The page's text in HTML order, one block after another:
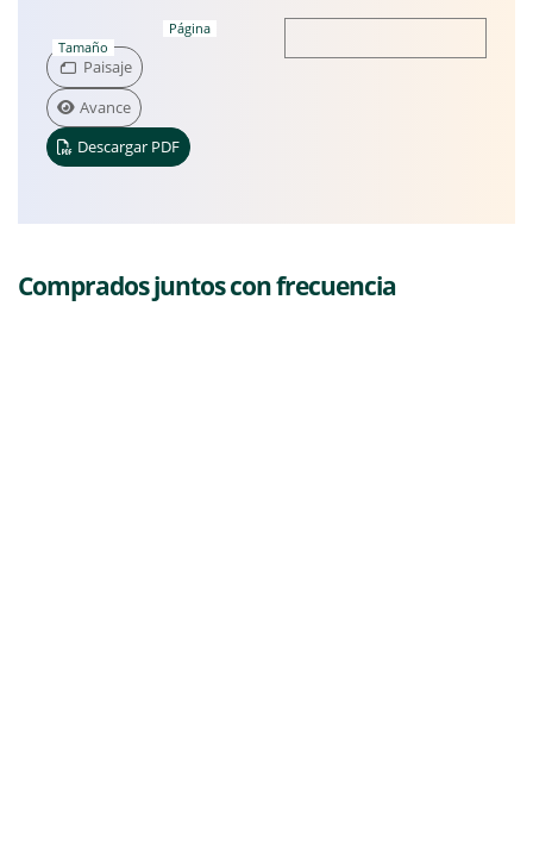
Tamaño
Página
Paisaje
Avance
Descargar PDF
Comprados juntos con frecuencia